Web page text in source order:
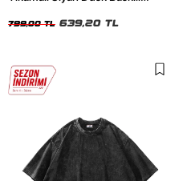
799,00 TL 639,20 TL